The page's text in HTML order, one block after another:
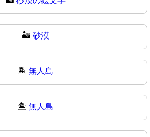
🏜 砂漠
🏝️ 無人島
🏝 無人島